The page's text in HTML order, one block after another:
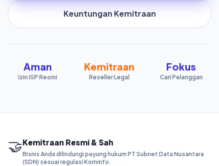
Keuntungan Kemitraan
Aman
Izin ISP Resmi
Kemitraan
Reseller Legal
Fokus
Cari Pelanggan
🤝Kemitraan Resmi & Sah
Bisnis Anda dilindungi payung hukum PT Subnet Data Nusantara
(SDN) sesuai regulasi Kominfo.